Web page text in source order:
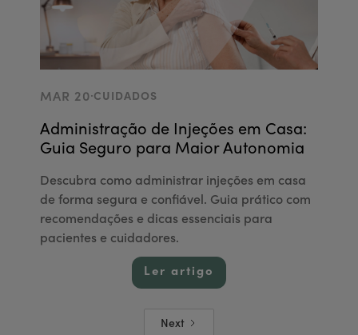
MAR 20.CUIDADOS
Administração de Injeções em Casa:
Guia Seguro para Maior Autonomia
Descubra como administrar injeções em casa
de forma segura e confiável. Guia prático com
recomendações e dicas essenciais para
pacientes e cuidadores.
Ler artigo
Next